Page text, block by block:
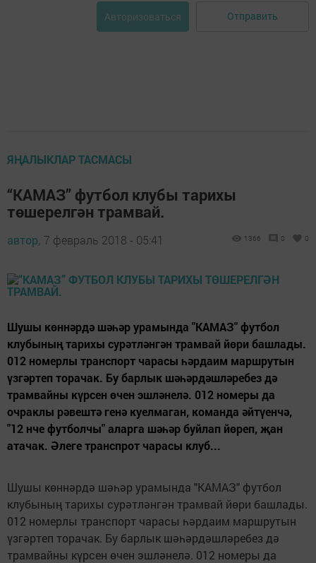
Авторизоваться Отправить
ЯҢАЛЫКЛАР ТАСМАСЫ
“КАМАЗ” футбол клубы тарихы
төшерелгән трамвай.
автор, 7 февраль 2018 - 05:41 1366 0 0
Шушы көннәрдә шәһәр урамында "КАМАЗ" футбол
клубының тарихы сурәтләнгән трамвай йөри башлады.
012 номерлы транспорт чарасы һәрдаим маршрутын
үзгәртеп торачак. Бу барлык шәһәрдәшләребез дә
трамвайны күрсен өчен эшләнелә. 012 номеры да
очраклы рәвештә генә куелмаган, команда әйтүенчә,
"12 нче футболчы" аларга шәһәр буйлап йөреп, җан
атачак. Әлеге транспрот чарасы клуб...
Шушы көннәрдә шәһәр урамында "КАМАЗ" футбол
клубының тарихы сурәтләнгән трамвай йөри башлады.
012 номерлы транспорт чарасы һәрдаим маршрутын
үзгәртеп торачак. Бу барлык шәһәрдәшләребез дә
трамвайны күрсен өчен эшләнелә. 012 номеры да